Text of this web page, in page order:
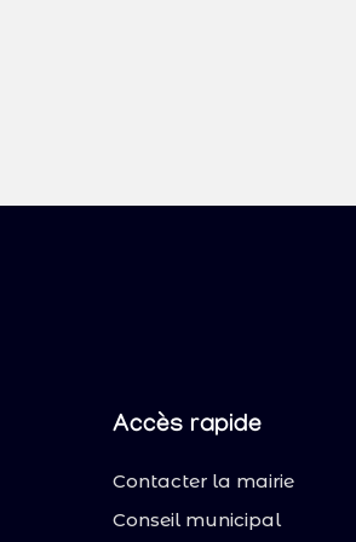
Accès rapide
Contacter la mairie
Conseil municipal